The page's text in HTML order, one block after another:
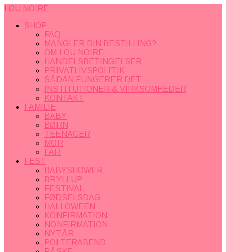
LOU NOIRE
SHOP
FAQ
MANGLER DIN BESTILLING?
OM LOU NOIRE
HANDELSBETINGELSER
PRIVATLIVSPOLITIK
SÅDAN FUNGERER DET
INSTITUTIONER & VIRKSOMHEDER
KONTAKT
FAMILIE
BABY
BØRN
TEENAGER
MOR
FAR
FEST
BABYSHOWER
BRYLLUP
FESTIVAL
FØDSELSDAG
HALLOWEEN
KONFIRMATION
NONFIRMATION
NYTÅR
POLTERABEND